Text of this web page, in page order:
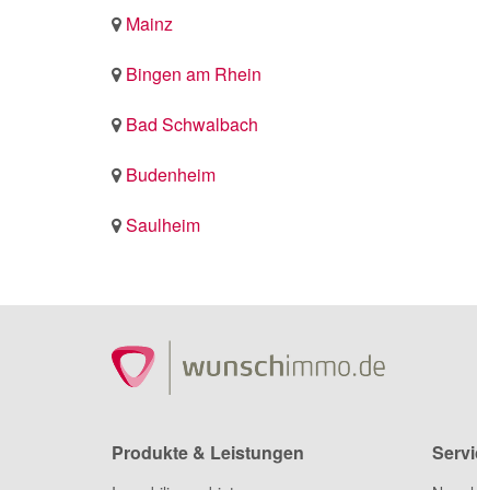
Mainz
Bingen am Rhein
Bad Schwalbach
Budenheim
Saulheim
Produkte & Leistungen